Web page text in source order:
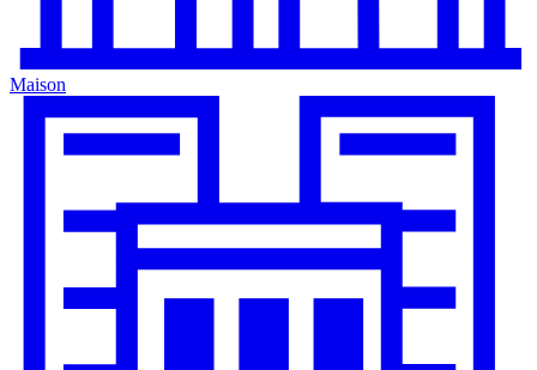
Maison